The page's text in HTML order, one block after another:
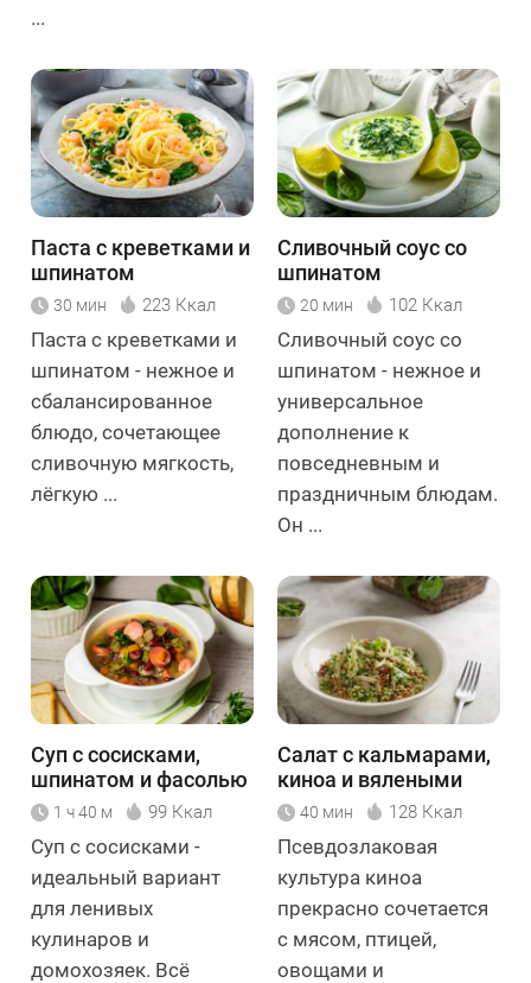
...
Паста с креветками и
шпинатом
30 мин 223 Ккал
Паста с креветками и
шпинатом - нежное и
сбалансированное
блюдо, сочетающее
сливочную мягкость,
лёгкую ...
Сливочный соус со
шпинатом
20 мин 102 Ккал
Сливочный соус со
шпинатом - нежное и
универсальное
дополнение к
повседневным и
праздничным блюдам.
Он ...
Суп с сосисками,
шпинатом и фасолью
1 ч 40 м 99 Ккал
Суп с сосисками -
идеальный вариант
для ленивых
кулинаров и
домохозяек. Всё
Салат с кальмарами,
киноа и вялеными
томатами
40 мин 128 Ккал
Псевдозлаковая
культура киноа
прекрасно сочетается
с мясом, птицей,
овощами и